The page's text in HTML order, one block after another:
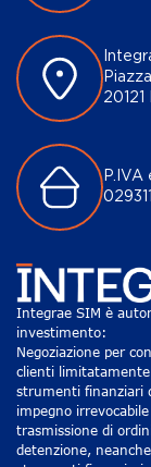
20121
P.IVA
Integrae SIM è
investimento:
Negoziazione per
clienti limitatamente
strumenti finanziari
impegno
trasmissione di
detenzione,